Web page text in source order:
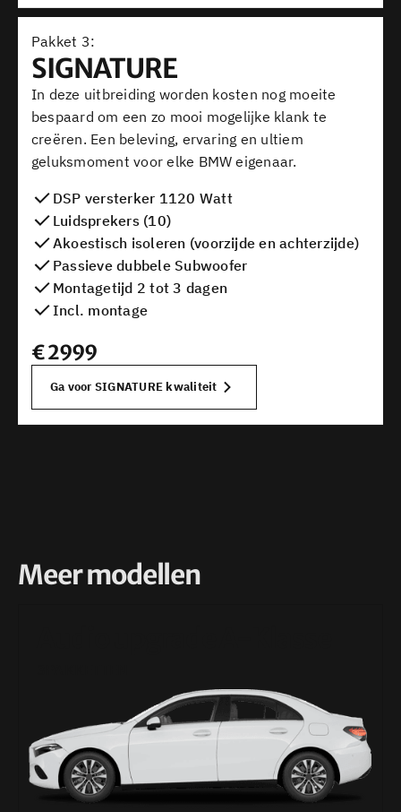
Pakket
SIGNATURE
In deze uitbreiding worden kosten nog moeite
bespaard om een zo mooi mogelijke klank te
creëren. Een beleving, ervaring en ultiem
geluksmoment voor elke BMW eigenaar.
DSP versterker 1120 Watt
Luidsprekers (10)
Akoestisch isoleren (voorzijde en achterzijde)
Passieve dubbele Subwoofer
Montagetijd 2 tot 3 dagen
Incl. montage
€2999
Ga voor SIGNATURE kwaliteit
Meer modellen